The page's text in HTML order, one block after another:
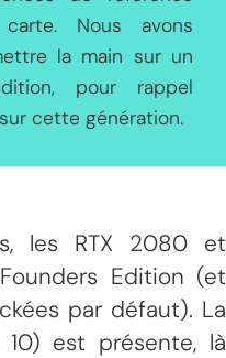
Nous avons
la main sur un
pour rappel
cette génération.
les RTX 2080 et
Edition (et
par défaut). La
10) est présente, là